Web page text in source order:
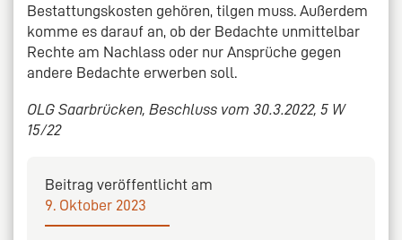
Bestattungskosten gehören, tilgen muss. Außerdem
komme es darauf an, ob der Bedachte unmittelbar
Rechte am Nachlass oder nur Ansprüche gegen
andere Bedachte erwerben soll.
OLG Saarbrücken, Beschluss vom 30.3.2022, 5 W
15/22
Beitrag veröffentlicht am
9. Oktober 2023